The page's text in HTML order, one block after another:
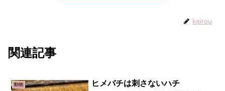
kairou
関連記事
動物 ヒメバチは刺さないハチ